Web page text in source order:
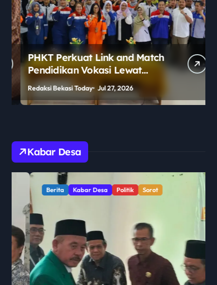
PHKT Perkuat Link and Match
Pendidikan Vokasi Lewat
Program Guru Tamu di SMKN
2 Penajam Paser Utara
Redaksi Bekasi Today Jul 27, 2026
Kabar Desa
Berita Kabar Desa Politik Sorot